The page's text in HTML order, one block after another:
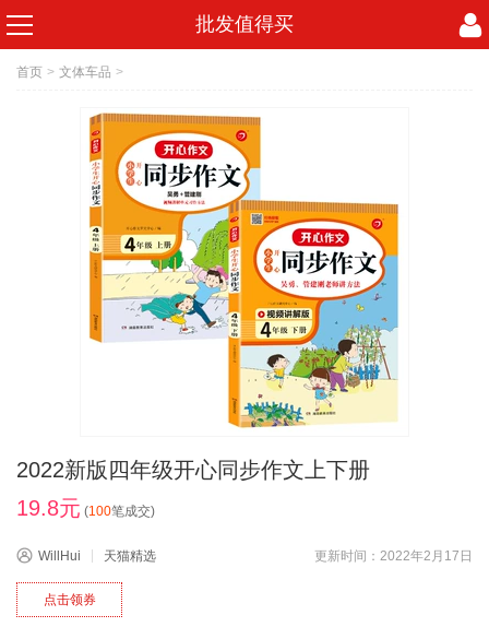
批发值得买
首页 > 文体车品 >
2022新版四年级开心同步作文上下册
19.8元 (100笔成交)
WillHui 天猫精选 更新时间：2022年2月17日
点击领券